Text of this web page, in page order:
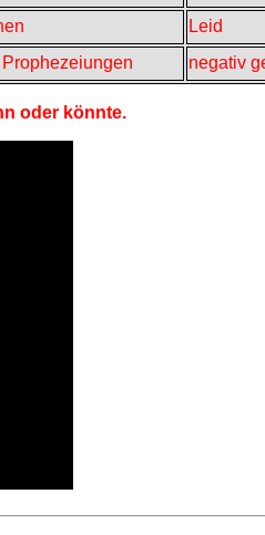
Leid
negativ
oder könnte.